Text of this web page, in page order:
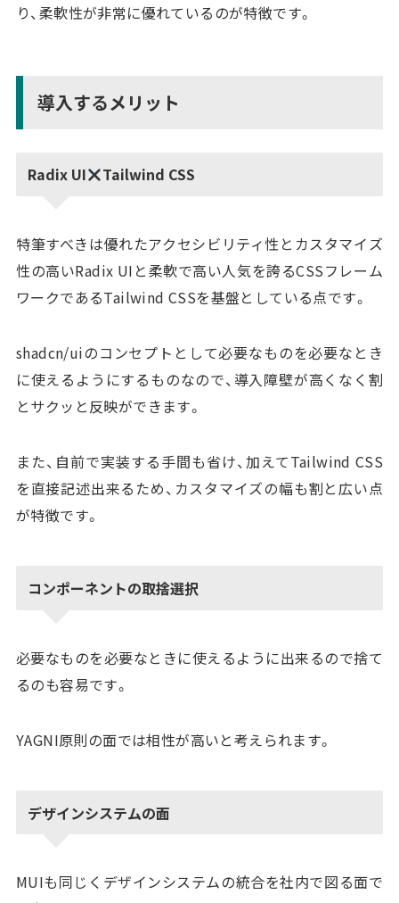
り、柔軟性が非常に優れているのが特徴です。
導入するメリット
Radix UI Tailwind CSS
特筆すべきは優れたアクセシビリティ性とカスタマイズ
性の高いRadix UIと柔軟で高い人気を誇るCSSフレーム
ワークであるTailwind CSSを基盤としている点です。
shadcn/uiのコンセプトとして必要なものを必要なとき
に使えるようにするものなので、導入障壁が高くなく割
とサクッと反映ができます。
また、自前で実装する手間も省け、加えてTailwind CSS
を直接記述出来るため、カスタマイズの幅も割と広い点
が特徴です。
コンポーネントの取捨選択
必要なものを必要なときに使えるように出来るので捨て
るのも容易です。
YAGNI原則の面では相性が高いと考えられます。
デザインシステムの面
MUIも同じくデザインシステムの統合を社内で図る面で